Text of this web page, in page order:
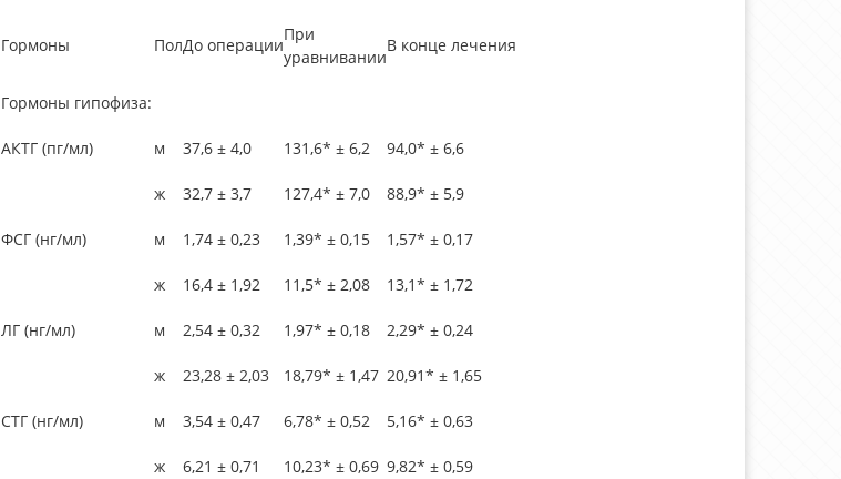
Гормоны ПолДо операции
При
уравнивании
В конце лечения
Гормоны гипофиза:
АКТГ (пг/мл) м 37,6 ± 4,0 131,6* ± 6,2 94,0* ± 6,6
ж 32,7 ± 3,7 127,4* ± 7,0 88,9* ± 5,9
ФСГ (нг/мл) м 1,74 ± 0,23 1,39* ± 0,15 1,57* ± 0,17
ж 16,4 ± 1,92 11,5* ± 2,08 13,1* ± 1,72
ЛГ (нг/мл) м 2,54 ± 0,32 1,97* ± 0,18 2,29* ± 0,24
ж 23,28 ± 2,03 18,79* ± 1,47 20,91* ± 1,65
СТГ (нг/мл) м 3,54 ± 0,47 6,78* ± 0,52 5,16* ± 0,63
ж 6,21 ± 0,71 10,23* ± 0,69 9,82* ± 0,59